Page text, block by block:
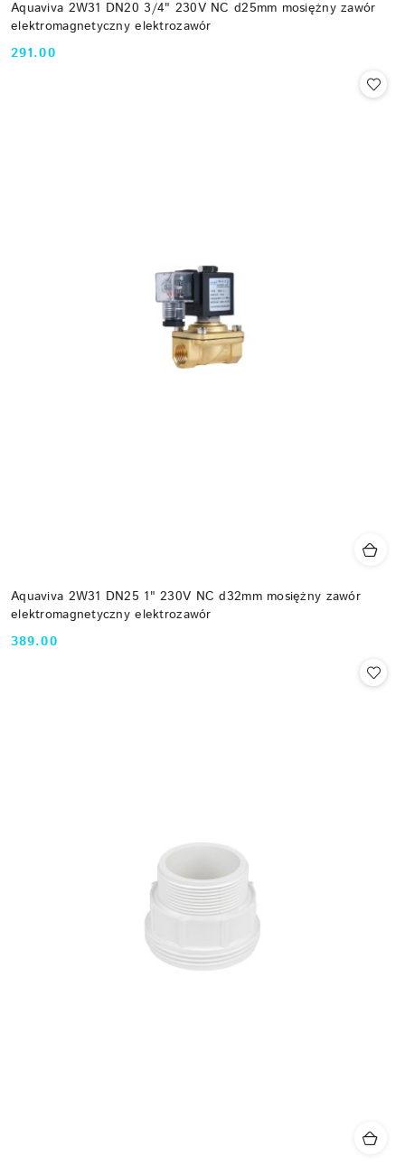
Aquaviva 2W31 DN20 3/4" 230V NC d25mm mosiężny zawór
elektromagnetyczny elektrozawór
Cena:
291.00
Aquaviva 2W31 DN25 1" 230V NC d32mm mosiężny zawór
elektromagnetyczny elektrozawór
Cena:
389.00